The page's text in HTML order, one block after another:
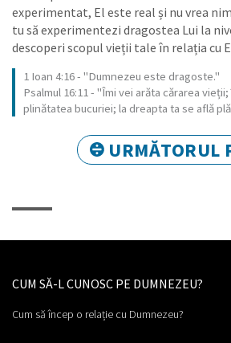
experimentat, El este real și nu vrea
tu să experimentezi dragostea Lui la
descoperi scopul vieții tale în relația cu
1 Ioan 4:16 -
Dumnezeu este dragoste.
Psalmul 16:11 - Îmi vei arăta cărarea
plinătatea bucuriei; la dreapta ta se află
URMĂTORUL
CUM SĂ-L CUNOSC PE DUMNEZEU?
Cum să încep o relație cu Dumnezeu?